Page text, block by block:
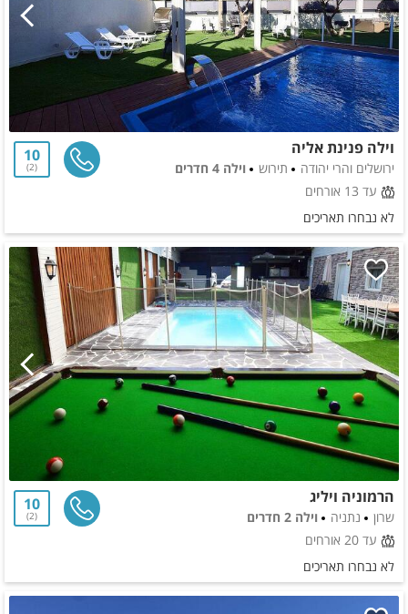
וילה פנינת אליה
ירושלים והרי יהודה תירוש
וילה 4 חדרים
עד 13 אורחים
10
2
לא נבחרו תאריכים
הרמוניה ויליג
שרון נתניה
וילה 2 חדרים
עד 20 אורחים
10
2
לא נבחרו תאריכים